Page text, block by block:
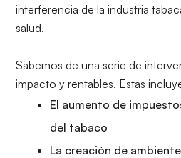
interferencia de la industria
salud.
Sabemos de una serie de
impacto y rentables. Estas
El aumento de
del tabaco
La creación de